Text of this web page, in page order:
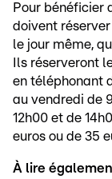
Pour bénéficier
doivent
le jour même,
Ils réserveront
en téléphonant
au vendredi de
12h00 et de
euros ou de 35
À lire